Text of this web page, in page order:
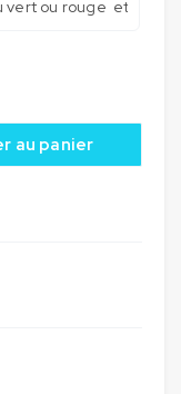
au panier